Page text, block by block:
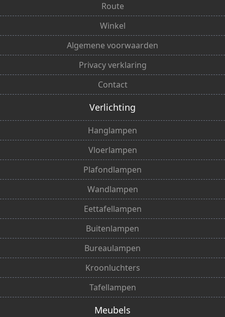
Route
Winkel
Algemene voorwaarden
Privacy verklaring
Contact
Verlichting
Hanglampen
Vloerlampen
Plafondlampen
Wandlampen
Eettafellampen
Buitenlampen
Bureaulampen
Kroonluchters
Tafellampen
Meubels